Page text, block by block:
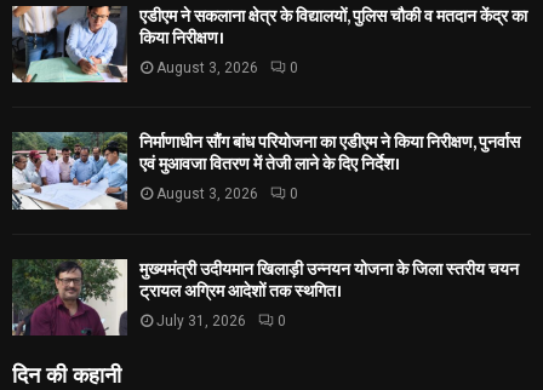
एडीएम ने सकलाना क्षेत्र के विद्यालयों, पुलिस चौकी व मतदान केंद्र का
किया निरीक्षण।
August 3, 2026 0
निर्माणाधीन सौंग बांध परियोजना का एडीएम ने किया निरीक्षण, पुनर्वास
एवं मुआवजा वितरण में तेजी लाने के दिए निर्देश।
August 3, 2026 0
मुख्यमंत्री उदीयमान खिलाड़ी उन्नयन योजना के जिला स्तरीय चयन
ट्रायल अग्रिम आदेशों तक स्थगित।
July 31, 2026 0
दिन की कहानी